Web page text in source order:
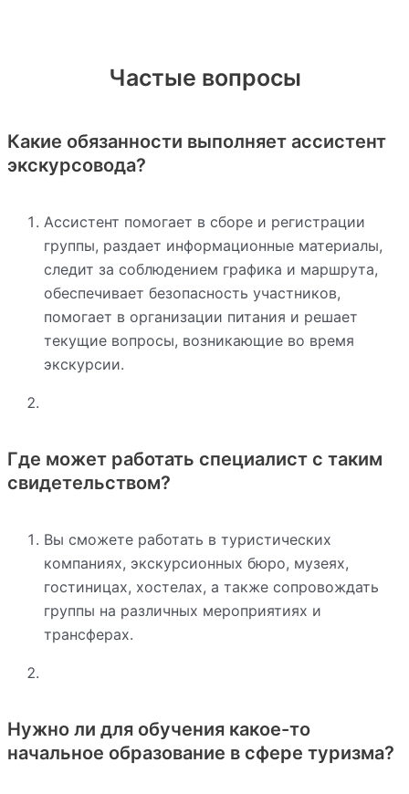
Частые вопросы
Какие обязанности выполняет ассистент
экскурсовода?
Ассистент помогает в сборе и регистрации
группы, раздает информационные материалы,
следит за соблюдением графика и маршрута,
обеспечивает безопасность участников,
помогает в организации питания и решает
текущие вопросы, возникающие во время
экскурсии.
Где может работать специалист с таким
свидетельством?
Вы сможете работать в туристических
компаниях, экскурсионных бюро, музеях,
гостиницах, хостелах, а также сопровождать
группы на различных мероприятиях и
трансферах.
Нужно ли для обучения какое-то
начальное образование в сфере туризма?